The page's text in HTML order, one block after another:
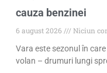
cauza benzinei
6 august 2026
Niciun
Vara este sezonul în
volan – drumuri lungi